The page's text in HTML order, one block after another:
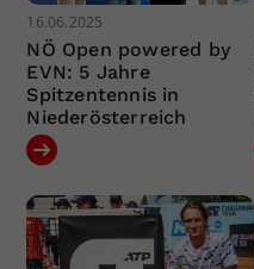
16.06.2025
NÖ Open powered by
EVN: 5 Jahre
Spitzentennis in
Niederösterreich